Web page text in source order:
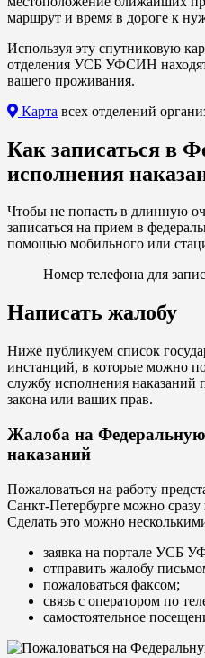
маршрут и время в дороге к
Используя эту спутниковую
отделения УСБ УФСИН
вашего проживания.
Карта всех отделений
Как записаться в
исполнения
Чтобы не попасть в длинную
записаться на прием в
помощью мобильного или
Номер телефона для
Написать жалобу
Ниже публикуем список
инстанций, в которые можно
службу исполнения
закона или ваших прав.
Жалоба на
наказаний
Пожаловаться на работу
Санкт-Петербурге можно
Сделать это можно
заявка на портале УСБ
отправить жалобу
пожаловаться факсом;
связь с оператором по
самостоятельное